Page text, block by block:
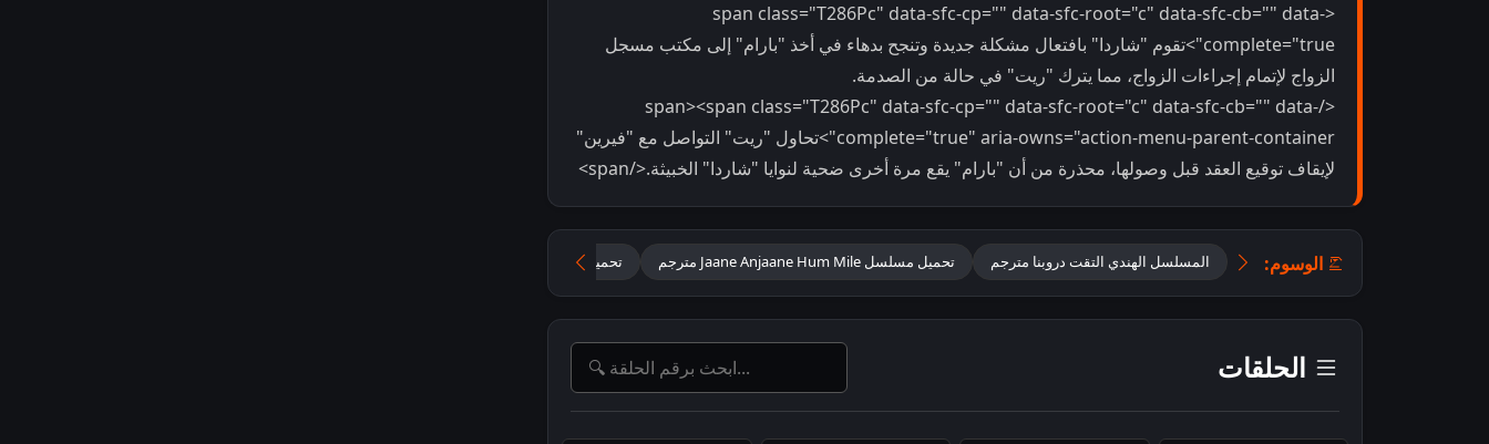
<span class="T286Pc" data-sfc-cp="" data-sfc-root="c" data-sfc-cb="" data-
complete="true">تقوم "شاردا" بافتعال مشكلة جديدة وتنجح بدهاء في أخذ "بارام" إلى مكتب مسجل
الزواج لإتمام إجراءات الزواج، مما يترك "ريت" في حالة من الصدمة.
</span><span class="T286Pc" data-sfc-cp="" data-sfc-root="c" data-sfc-cb="" data-
complete="true" aria-owns="action-menu-parent-container">تحاول "ريت" التواصل مع "فيرين"
لإيقاف توقيع العقد قبل وصولها، محذرة من أن "بارام" يقع مرة أخرى ضحية لنوايا "شاردا" الخبيثة.</span>
الوسوم: المسلسل الهندي التقت دروبنا مترجم تحميل مسلسل Jaane Anjaane Hum Mile مترجم تحميل مسلسل التقت دروبنا مترجم
الحلقات